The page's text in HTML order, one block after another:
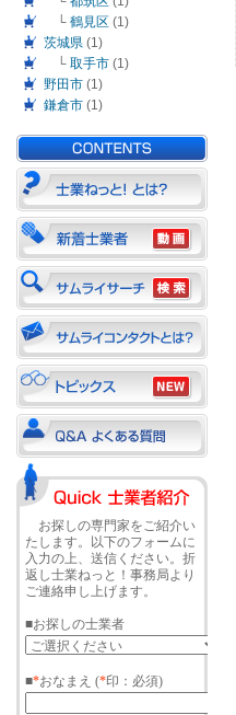
└ 鶴見区 (1)
茨城県 (1)
└ 取手市 (1)
野田市 (1)
鎌倉市 (1)